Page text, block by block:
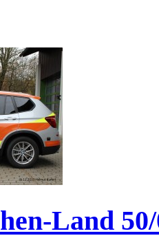
Land